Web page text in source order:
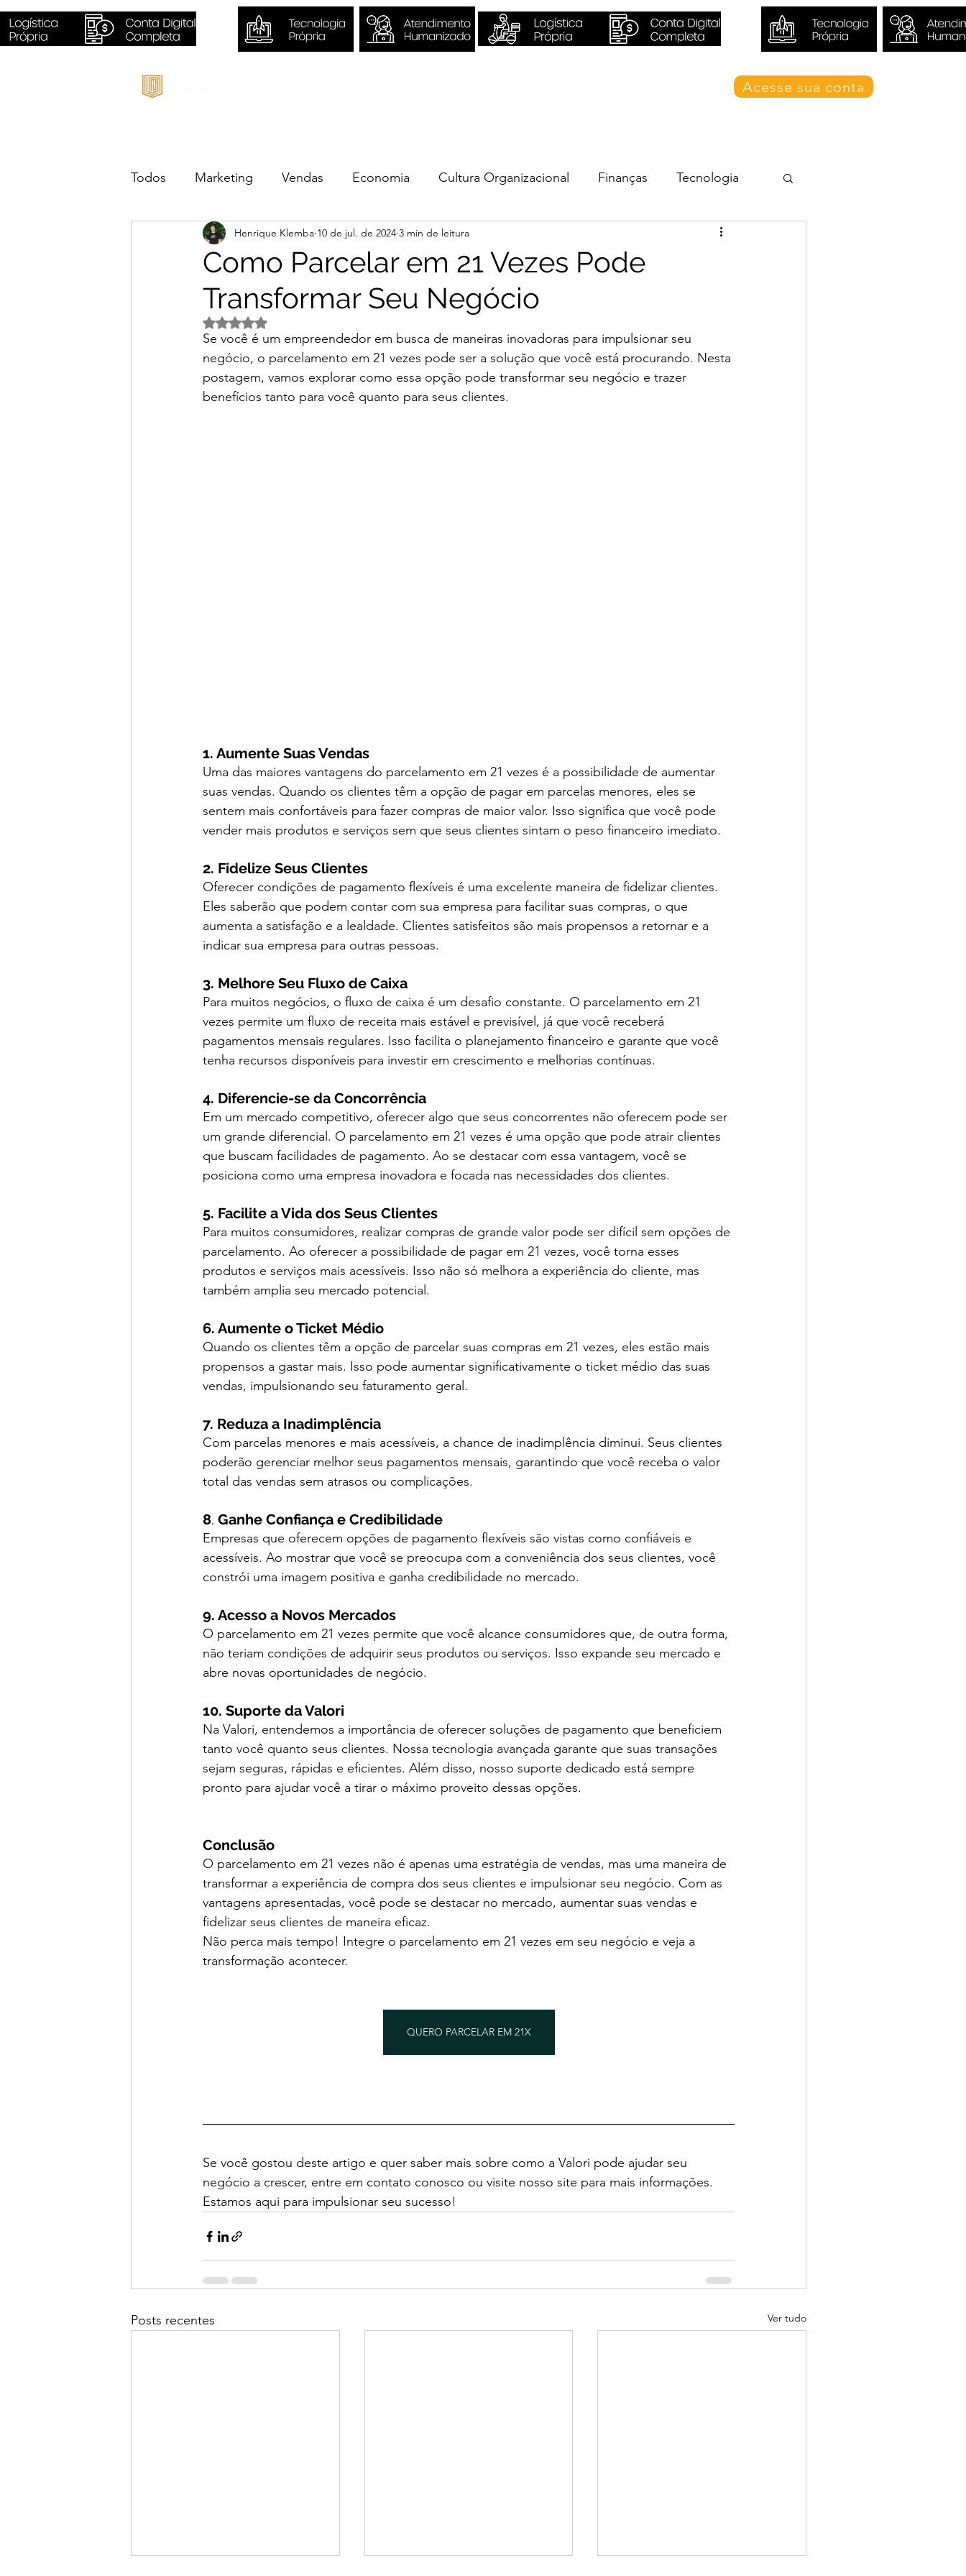
Acesse sua conta
Todos Marketing Vendas Economia Cultura Organizacional Finanças Tecnologia
Sustentabilidade Negócios
Como Parcelar em 21 Vezes Pode
Transformar Seu Negócio
Henrique Klemba 10 de jul. de 2024 3 min de leitura
Avaliado com NaN de 5 estrelas.
Se você é um empreendedor em busca de maneiras inovadoras para impulsionar seu
negócio, o parcelamento em 21 vezes pode ser a solução que você está procurando. Nesta
postagem, vamos explorar como essa opção pode transformar seu negócio e trazer
benefícios tanto para você quanto para seus clientes.
1. Aumente Suas Vendas
Uma das maiores vantagens do parcelamento em 21 vezes é a possibilidade de aumentar
suas vendas. Quando os clientes têm a opção de pagar em parcelas menores, eles se
sentem mais confortáveis para fazer compras de maior valor. Isso significa que você pode
vender mais produtos e serviços sem que seus clientes sintam o peso financeiro imediato.
2. Fidelize Seus Clientes
Oferecer condições de pagamento flexíveis é uma excelente maneira de fidelizar clientes.
Eles saberão que podem contar com sua empresa para facilitar suas compras, o que
aumenta a satisfação e a lealdade. Clientes satisfeitos são mais propensos a retornar e a
indicar sua empresa para outras pessoas.
3. Melhore Seu Fluxo de Caixa
Para muitos negócios, o fluxo de caixa é um desafio constante. O parcelamento em 21
vezes permite um fluxo de receita mais estável e previsível, já que você receberá
pagamentos mensais regulares. Isso facilita o planejamento financeiro e garante que você
tenha recursos disponíveis para investir em crescimento e melhorias contínuas.
4. Diferencie-se da Concorrência
Em um mercado competitivo, oferecer algo que seus concorrentes não oferecem pode ser
um grande diferencial. O parcelamento em 21 vezes é uma opção que pode atrair clientes
que buscam facilidades de pagamento. Ao se destacar com essa vantagem, você se
posiciona como uma empresa inovadora e focada nas necessidades dos clientes.
5. Facilite a Vida dos Seus Clientes
Para muitos consumidores, realizar compras de grande valor pode ser difícil sem opções de
parcelamento. Ao oferecer a possibilidade de pagar em 21 vezes, você torna esses
produtos e serviços mais acessíveis. Isso não só melhora a experiência do cliente, mas
também amplia seu mercado potencial.
6. Aumente o Ticket Médio
Quando os clientes têm a opção de parcelar suas compras em 21 vezes, eles estão mais
propensos a gastar mais. Isso pode aumentar significativamente o ticket médio das suas
vendas, impulsionando seu faturamento geral.
7. Reduza a Inadimplência
Com parcelas menores e mais acessíveis, a chance de inadimplência diminui. Seus clientes
poderão gerenciar melhor seus pagamentos mensais, garantindo que você receba o valor
total das vendas sem atrasos ou complicações.
8. Ganhe Confiança e Credibilidade
Empresas que oferecem opções de pagamento flexíveis são vistas como confiáveis e
acessíveis. Ao mostrar que você se preocupa com a conveniência dos seus clientes, você
constrói uma imagem positiva e ganha credibilidade no mercado.
9. Acesso a Novos Mercados
O parcelamento em 21 vezes permite que você alcance consumidores que, de outra forma,
não teriam condições de adquirir seus produtos ou serviços. Isso expande seu mercado e
abre novas oportunidades de negócio.
10. Suporte da Valori
Na Valori, entendemos a importância de oferecer soluções de pagamento que beneficiem
tanto você quanto seus clientes. Nossa tecnologia avançada garante que suas transações
sejam seguras, rápidas e eficientes. Além disso, nosso suporte dedicado está sempre
pronto para ajudar você a tirar o máximo proveito dessas opções.
Conclusão
O parcelamento em 21 vezes não é apenas uma estratégia de vendas, mas uma maneira de
transformar a experiência de compra dos seus clientes e impulsionar seu negócio. Com as
vantagens apresentadas, você pode se destacar no mercado, aumentar suas vendas e
fidelizar seus clientes de maneira eficaz.
Não perca mais tempo! Integre o parcelamento em 21 vezes em seu negócio e veja a
transformação acontecer.
QUERO PARCELAR EM 21X
Se você gostou deste artigo e quer saber mais sobre como a Valori pode ajudar seu
negócio a crescer, entre em contato conosco ou visite nosso site para mais informações.
Estamos aqui para impulsionar seu sucesso!
Posts recentes Ver tudo